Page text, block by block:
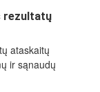
rezultatų
ataskaitų
ir sąnaudų